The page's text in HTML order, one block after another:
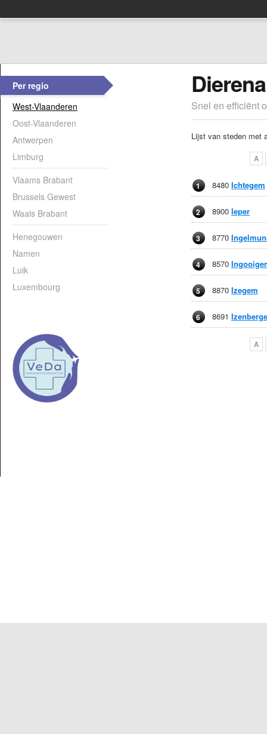
Per regio
West-Vlaanderen
Oost-Vlaanderen
Antwerpen
Limburg
Vlaams Brabant
Brussels Gewest
Waals Brabant
Henegouwen
Namen
Luik
Luxembourg
Snel en efficiënt
Lijst van steden met
A
1 8480 Ichtegem
2 8900 Ieper
3 8770
4 8570
5 8870 Izegem
6 8691 Izenberge
A